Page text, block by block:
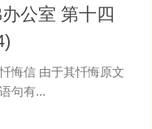
公室 第十四
悔信 由于其忏悔原文
句有...